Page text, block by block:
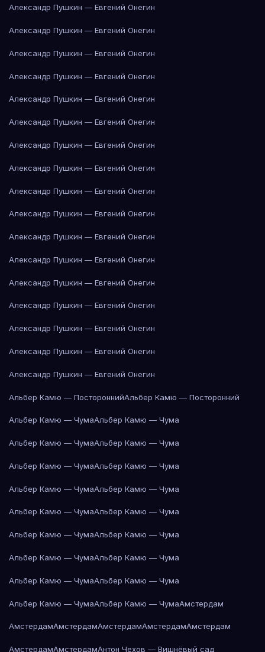
Александр Пушкин — Евгений Онегин
Александр Пушкин — Евгений Онегин
Александр Пушкин — Евгений Онегин
Александр Пушкин — Евгений Онегин
Александр Пушкин — Евгений Онегин
Александр Пушкин — Евгений Онегин
Александр Пушкин — Евгений Онегин
Александр Пушкин — Евгений Онегин
Александр Пушкин — Евгений Онегин
Александр Пушкин — Евгений Онегин
Александр Пушкин — Евгений Онегин
Александр Пушкин — Евгений Онегин
Александр Пушкин — Евгений Онегин
Александр Пушкин — Евгений Онегин
Александр Пушкин — Евгений Онегин
Александр Пушкин — Евгений Онегин
Александр Пушкин — Евгений Онегин
Альбер Камю — ПостороннийАльбер Камю — Посторонний
Альбер Камю — ЧумаАльбер Камю — Чума
Альбер Камю — ЧумаАльбер Камю — Чума
Альбер Камю — ЧумаАльбер Камю — Чума
Альбер Камю — ЧумаАльбер Камю — Чума
Альбер Камю — ЧумаАльбер Камю — Чума
Альбер Камю — ЧумаАльбер Камю — Чума
Альбер Камю — ЧумаАльбер Камю — Чума
Альбер Камю — ЧумаАльбер Камю — Чума
Альбер Камю — ЧумаАльбер Камю — ЧумаАмстердам
АмстердамАмстердамАмстердамАмстердамАмстердам
АмстердамАмстердамАнтон Чехов — Вишнёвый сад